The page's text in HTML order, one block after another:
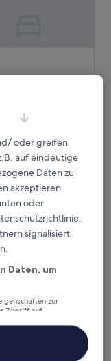
Preis
beträgt
76 €
76 €
16. Aug.–17. Aug.
North
oder greifen
auf eindeutige
Daten zu
akzeptieren
oder
signalisiert
Daten, um
zur
Zugriff auf
von Inhalten,
von